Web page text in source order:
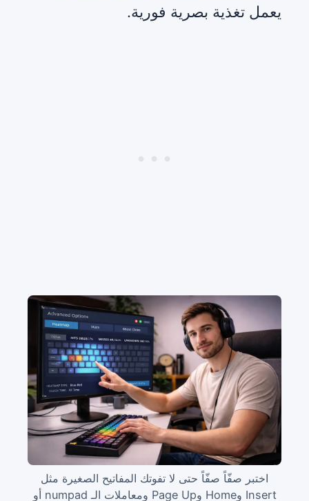
يعمل تغذية بصرية فورية.
اختبر صفّاً صفّاً حتى لا تفوتك المفاتيح الصغيرة مثل
Insert وHome وPage Up ومعاملات الـ numpad أو